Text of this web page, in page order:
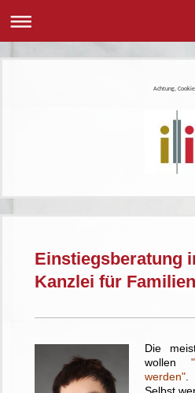
Achtung,
Einstiegsberatung
Kanzlei für
Die
wollen
werden"